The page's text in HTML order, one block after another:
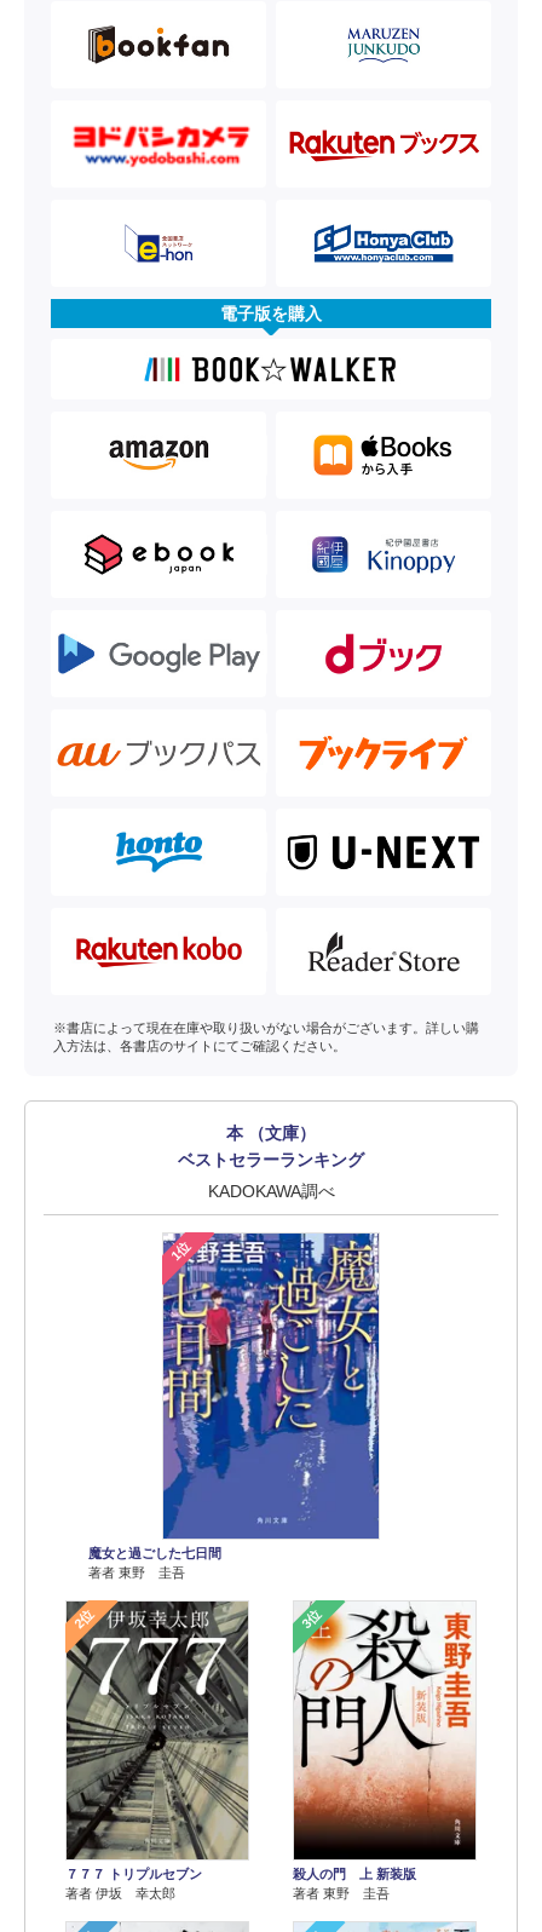
電子版を購入
※書店によって現在在庫や取り扱いがない場合がございます。詳しい購
入方法は、各書店のサイトにてご確認ください。
本 （文庫）
ベストセラーランキング
KADOKAWA調べ
1位
魔女と過ごした七日間
著者 東野 圭吾
2位
７７７ トリプルセブン
著者 伊坂 幸太郎
3位
殺人の門 上 新装版
著者 東野 圭吾